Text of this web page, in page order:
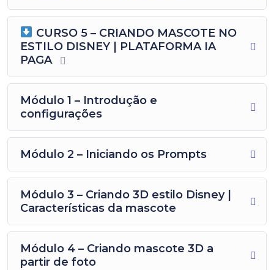
CURSO 5 – CRIANDO MASCOTE NO
ESTILO DISNEY | PLATAFORMA IA
PAGA
Módulo 1 – Introdução e
configurações
Módulo 2 – Iniciando os Prompts
Módulo 3 – Criando 3D estilo Disney |
Características da mascote
Módulo 4 – Criando mascote 3D a
partir de foto